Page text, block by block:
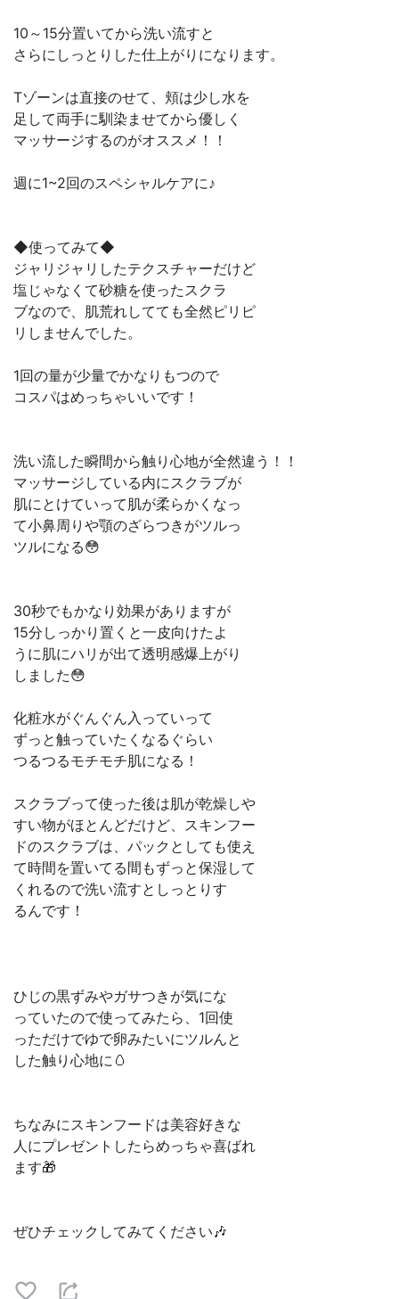
10～15分置いてから洗い流すと
さらにしっとりした仕上がりになります。
Tゾーンは直接のせて、頬は少し水を
足して両手に馴染ませてから優しく
マッサージするのがオススメ！！
週に1~2回のスペシャルケアに♪
◆使ってみて◆
ジャリジャリしたテクスチャーだけど
塩じゃなくて砂糖を使ったスクラ
ブなので、肌荒れしてても全然ピリピ
リしませんでした。
1回の量が少量でかなりもつので
コスパはめっちゃいいです！
洗い流した瞬間から触り心地が全然違う！！
マッサージしている内にスクラブが
肌にとけていって肌が柔らかくなっ
て小鼻周りや顎のざらつきがツルっ
ツルになる😳
30秒でもかなり効果がありますが
15分しっかり置くと一皮向けたよ
うに肌にハリが出て透明感爆上がり
しました😳
化粧水がぐんぐん入っていって
ずっと触っていたくなるぐらい
つるつるモチモチ肌になる！
スクラブって使った後は肌が乾燥しや
すい物がほとんどだけど、スキンフー
ドのスクラブは、パックとしても使え
て時間を置いてる間もずっと保湿して
くれるので洗い流すとしっとりす
るんです！
ひじの黒ずみやガサつきが気にな
っていたので使ってみたら、1回使
っただけでゆで卵みたいにツルんと
した触り心地に🥚
ちなみにスキンフードは美容好きな
人にプレゼントしたらめっちゃ喜ばれ
ます🎁
ぜひチェックしてみてください🎶